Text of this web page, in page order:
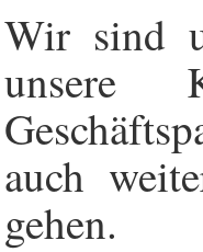
Wir sind
unsere
auch
gehen.